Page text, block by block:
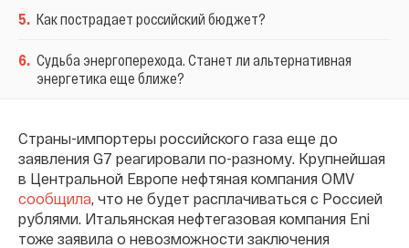
5. Как пострадает российский бюджет?
6. Судьба энергоперехода. Станет ли альтернативная
энергетика еще ближе?
Страны-импортеры российского газа еще до
заявления G7 реагировали по-разному. Крупнейшая
в Центральной Европе нефтяная компания OMV
сообщила, что не будет расплачиваться с Россией
рублями. Итальянская нефтегазовая компания Eni
тоже заявила о невозможности заключения